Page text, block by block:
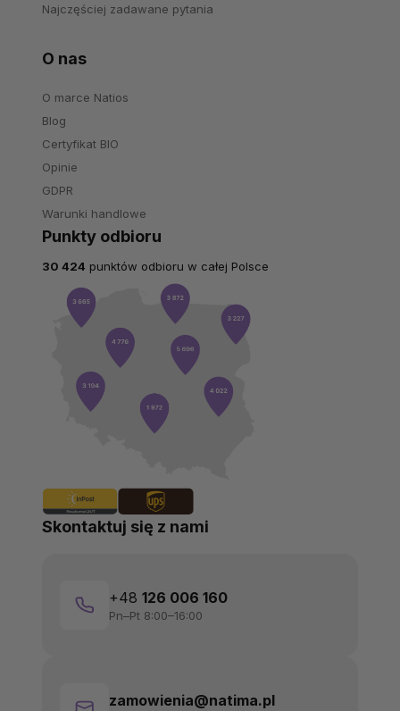
Najczęściej zadawane pytania
O nas
O marce Natios
Blog
Certyfikat BIO
Opinie
GDPR
Warunki handlowe
Skontaktuj się z nami
+48 126 006 160
Pn–Pt 8:00–16:00
zamowienia@natima.pl
Punkty odbioru
30 424 punktów odbioru w całej Polsce